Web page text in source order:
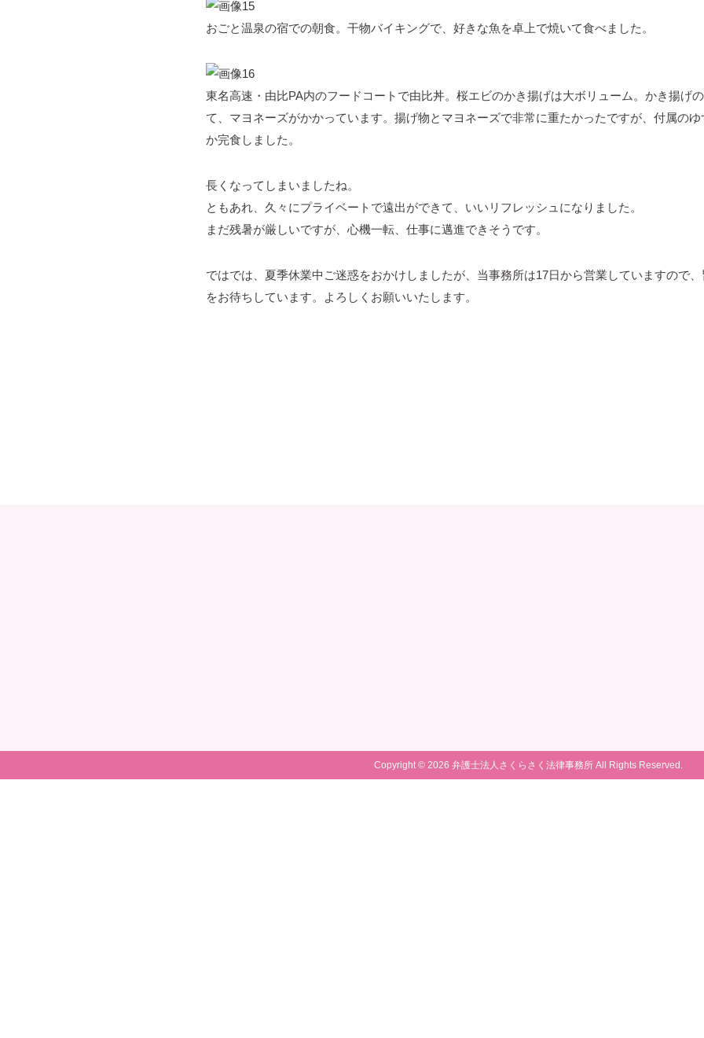
おごと温泉の宿での朝食。干物バイキングで、好きな魚を卓上で焼いて食べました。
東名高速・由比PA内のフードコートで由比丼。桜エビのかき揚げは大ボリューム。かき揚げ
て、マヨネーズがかかっています。揚げ物とマヨネーズで非常に重たかったですが、付属の
か完食しました。
長くなってしまいましたね。
ともあれ、久々にプライベートで遠出ができて、いいリフレッシュになりました。
まだ残暑が厳しいですが、心機一転、仕事に邁進できそうです。
ではでは、夏季休業中ご迷惑をおかけしましたが、当事務所は17日から営業していますので
をお待ちしています。よろしくお願いいたします。
Copyright © 2026 弁護士法人さくらさく法律事務所 All Rights Reserved.